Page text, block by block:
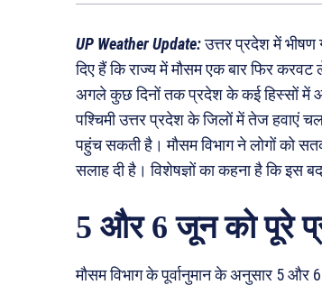
UP Weather Update:उत्तर प्रदेश में भीषण
दिए हैं कि राज्य में मौसम एक बार फिर
अगले कुछ दिनों तक प्रदेश के कई हिस्सों में
पश्चिमी उत्तर प्रदेश के जिलों में तेज हवाएं
पहुंच सकती है। मौसम विभाग ने लोगों को
सलाह दी है। विशेषज्ञों का कहना है कि इस
5 और 6 जून को पूरे
मौसम विभाग के पूर्वानुमान के अनुसार 5 और